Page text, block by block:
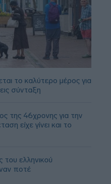
το καλύτερο μέρος για
σύνταξη
της 46χρονης για την
είχε γίνει και το
του ελληνικού
ποτέ